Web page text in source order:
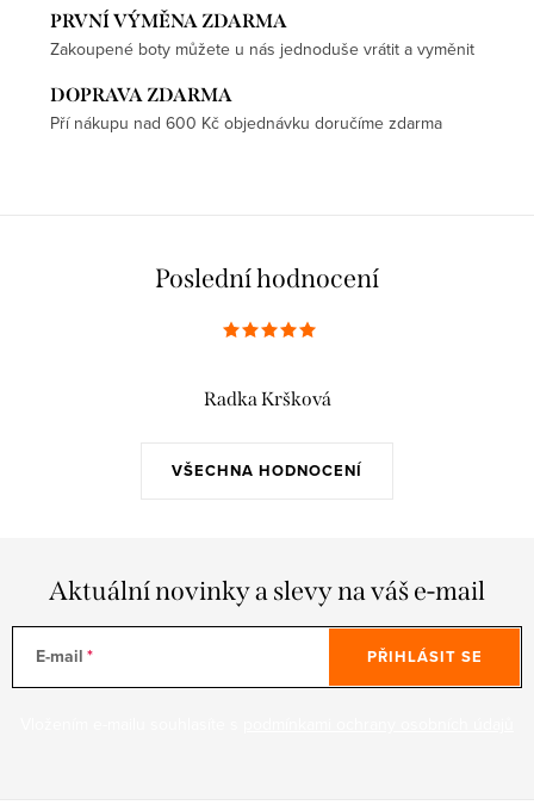
PRVNÍ VÝMĚNA ZDARMA
Zakoupené boty můžete u nás jednoduše vrátit a vyměnit
DOPRAVA ZDARMA
Pří nákupu nad 600 Kč objednávku doručíme zdarma
Poslední hodnocení
VŠECHNA HODNOCENÍ
Radka Kršková
Aktuální novinky a slevy na váš e-mail
E-mail PŘIHLÁSIT SE